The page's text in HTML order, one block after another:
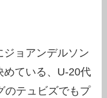
ジョアンデルソン
めている、U-20代
のテュビズでもプ